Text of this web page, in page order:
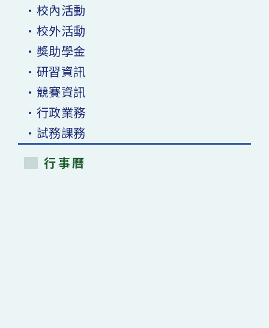
•校內活動
•校外活動
•獎助學金
•研習資訊
•競賽資訊
•行政業務
•試務課務
行事曆